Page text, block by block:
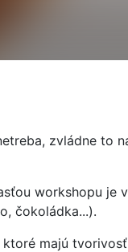
zvládne to
workshopu je
čokoládka...).
majú